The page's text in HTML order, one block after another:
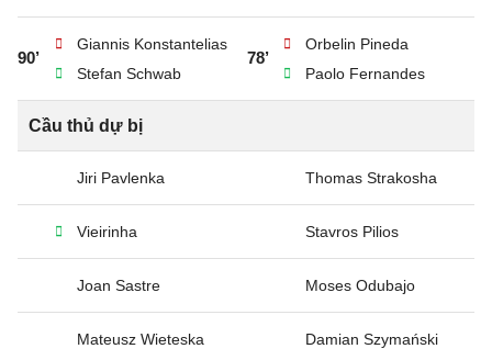
90’
Giannis Konstantelias
Stefan Schwab
78’
Orbelin Pineda
Paolo Fernandes
Cầu thủ dự bị
Jiri Pavlenka Thomas Strakosha
Vieirinha Stavros Pilios
Joan Sastre Moses Odubajo
Mateusz Wieteska Damian Szymański